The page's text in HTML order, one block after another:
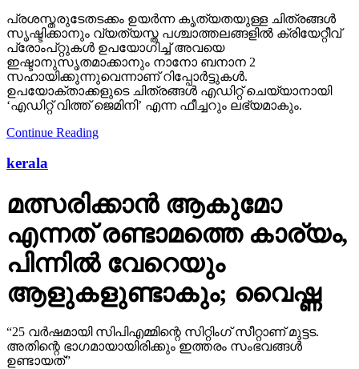
പ്രശസ്തരുടേതടക്കം ഉയര്‍ന്ന കൃത്യതയുള്ള ചിത്രങ്ങള്‍
സൃഷ്ടിക്കാനും വ്യത്യസ്ത പശ്ചാത്തലങ്ങളില്‍ ക്രിയേറ്റീവ്
പ്രോംപ്റ്റുകള്‍ ഉപയോഗിച്ച് അവയെ
ഇഷ്ടാനുസൃതമാക്കാനും നാനോ ബനാന 2
സഹായിക്കുന്നുവെന്നാണ് റിപ്പോര്‍ട്ടുകള്‍.
ഉപയോക്താക്കളുടെ ചിത്രങ്ങള്‍ എഡിറ്റ് ചെയ്യാനായി
‘എഡിറ്റ് വിത്ത് ജെമിനി’ എന്ന ഫീച്ചറും ലഭ്യമാകും.
Continue Reading
kerala
മത്സരിക്കാന്‍ ആകുമോ
എന്നത് രണ്ടാമത്തെ കാര്യം,
പിന്നില്‍ വേറെയും
ആളുകളുണ്ടാകും; വൈഷ്ണ
“25 വര്‍ഷമായി സിപിഎമ്മിന്റെ സിറ്റിംഗ് സീറ്റാണ് മുട്ടട.
അതിന്റെ ഭാഗമായായിരിക്കും ഇത്തരം സംഭവങ്ങള്‍
ഉണ്ടായത്”